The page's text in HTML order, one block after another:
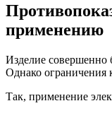
применению
Изделие совершенно
Однако ограничения
Так, применение